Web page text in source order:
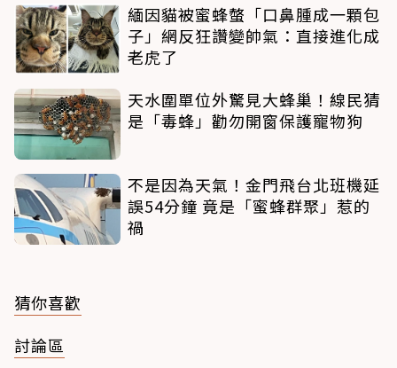
緬因貓被蜜蜂螫「口鼻腫成一顆包
子」網反狂讚變帥氣：直接進化成
老虎了
天水圍單位外驚見大蜂巢！線民猜
是「毒蜂」勸勿開窗保護寵物狗
不是因為天氣！金門飛台北班機延
誤54分鐘 竟是「蜜蜂群聚」惹的
禍
猜你喜歡
討論區